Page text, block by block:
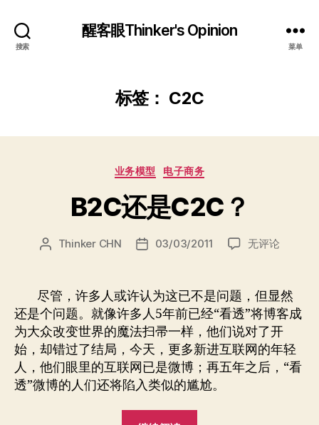
搜索
醒客眼Thinker's Opinion
菜单
标签： C2C
分
业务模型 电子商务
B2C还是C2C？
文
者
Thinker CHN
发
期
03/03/2011
B2C
C2C？
无评论
尽管，许多人或许认为这已不是问题，但显然
还是个问题。就像许多人5年前已经“看透”将博客成
为大众改变世界的魔法扫帚一样，他们说对了开
始，却错过了结局，今天，更多新进互联网的年轻
人，他们眼里的互联网已是微博；再五年之后，“看
透”微博的人们还将陷入类似的尴尬。